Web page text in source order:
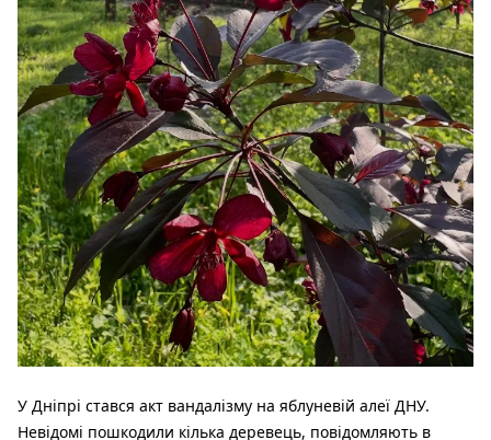
У Дніпрі стався акт вандалізму на яблуневій алеї ДНУ.
Невідомі пошкодили кілька деревець, повідомляють в